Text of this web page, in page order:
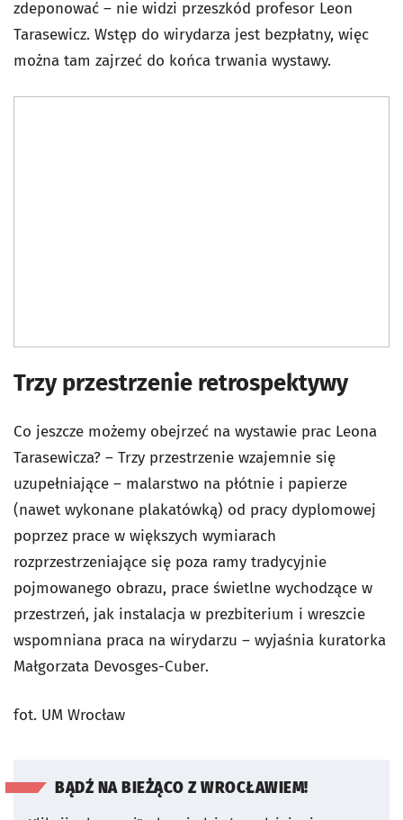
zdeponować – nie widzi przeszkód profesor Leon
Tarasewicz. Wstęp do wirydarza jest bezpłatny, więc
można tam zajrzeć do końca trwania wystawy.
Trzy przestrzenie retrospektywy
Co jeszcze możemy obejrzeć na wystawie prac Leona
Tarasewicza? – Trzy przestrzenie wzajemnie się
uzupełniające – malarstwo na płótnie i papierze
(nawet wykonane plakatówką) od pracy dyplomowej
poprzez prace w większych wymiarach
rozprzestrzeniające się poza ramy tradycyjnie
pojmowanego obrazu, prace świetlne wychodzące w
przestrzeń, jak instalacja w prezbiterium i wreszcie
wspomniana praca na wirydarzu – wyjaśnia kuratorka
Małgorzata Devosges-Cuber.
fot. UM Wrocław
BĄDŹ NA BIEŻĄCO Z WROCŁAWIEM!